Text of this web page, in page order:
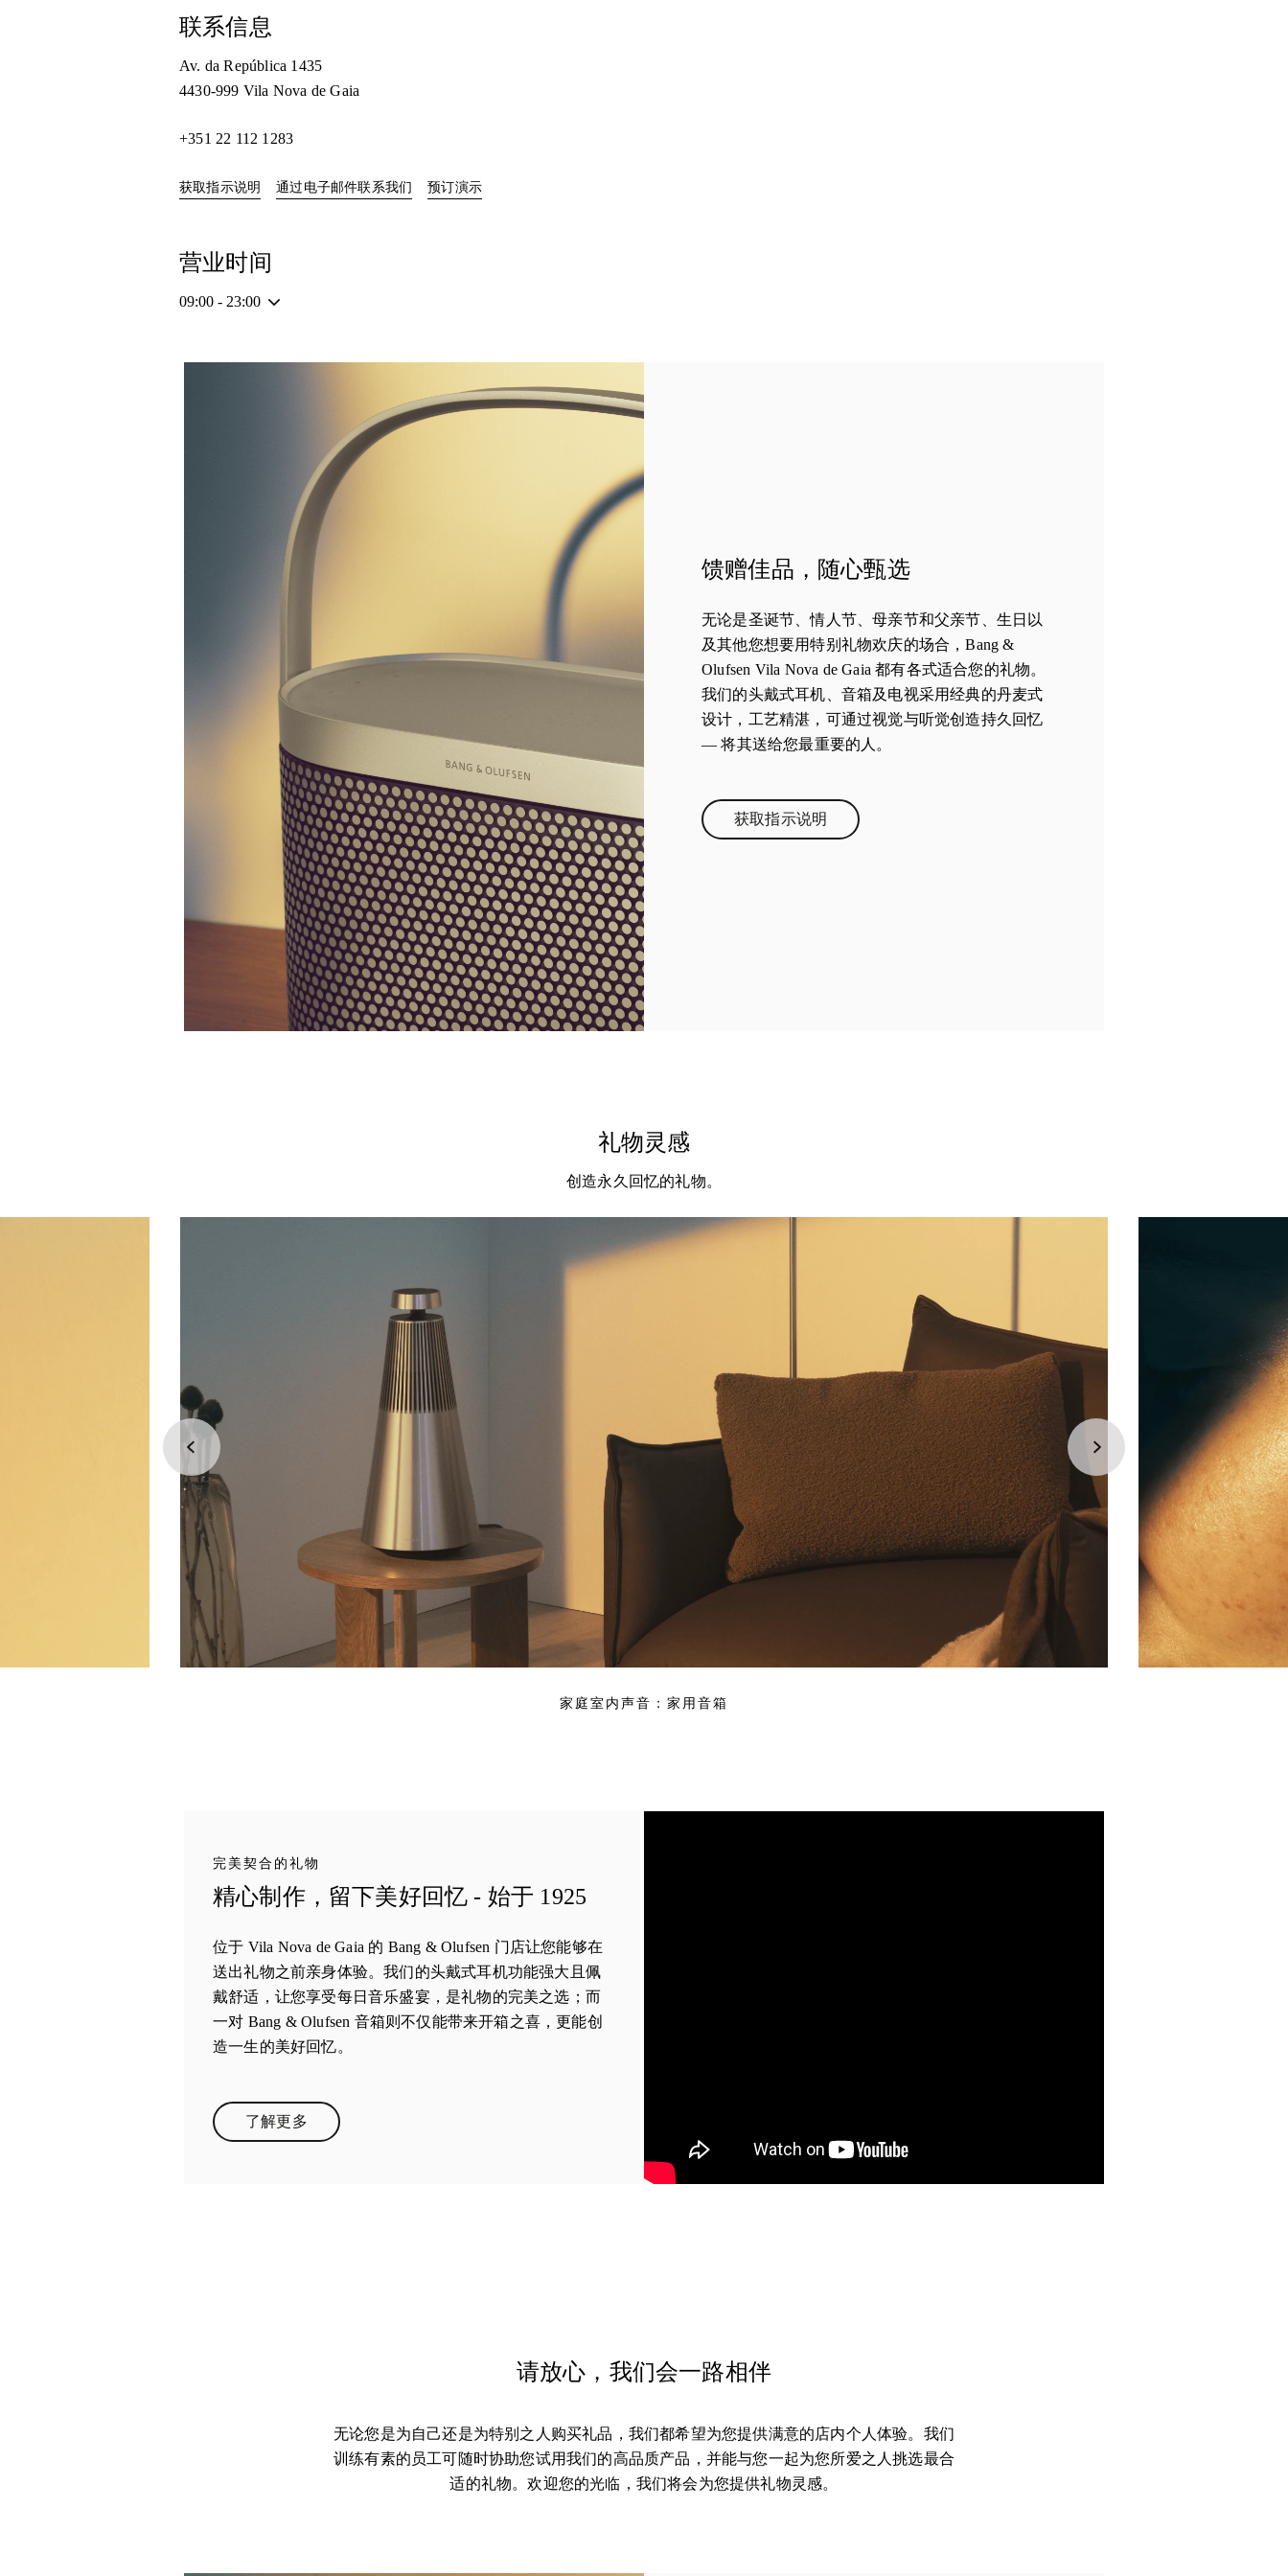
联系信息
Av. da República 1435
4430-999 Vila Nova de Gaia
+351 22 112 1283
获取指示说明 Link Opens in New Tab
通过电子邮件联系我们 预订演示Link Opens in New Tab
营业时间
09:00 - 23:00
馈赠佳品，随心甄选
无论是圣诞节、情人节、母亲节和父亲节、生日以
及其他您想要用特别礼物欢庆的场合，Bang &
Olufsen Vila Nova de Gaia 都有各式适合您的礼物。
我们的头戴式耳机、音箱及电视采用经典的丹麦式
设计，工艺精湛，可通过视觉与听觉创造持久回忆
— 将其送给您最重要的人。
获取指示说明Link Opens in New Tab
礼物灵感
创造永久回忆的礼物。
家庭室内声音：家用音箱
完美契合的礼物
精心制作，留下美好回忆 - 始于 1925
位于 Vila Nova de Gaia 的 Bang & Olufsen 门店让您能够在
送出礼物之前亲身体验。我们的头戴式耳机功能强大且佩
戴舒适，让您享受每日音乐盛宴，是礼物的完美之选；而
一对 Bang & Olufsen 音箱则不仅能带来开箱之喜，更能创
造一生的美好回忆。
了解更多Link Opens in New Tab
请放心，我们会一路相伴
无论您是为自己还是为特别之人购买礼品，我们都希望为您提供满意的店内个人体验。我们
训练有素的员工可随时协助您试用我们的高品质产品，并能与您一起为您所爱之人挑选最合
适的礼物。欢迎您的光临，我们将会为您提供礼物灵感。